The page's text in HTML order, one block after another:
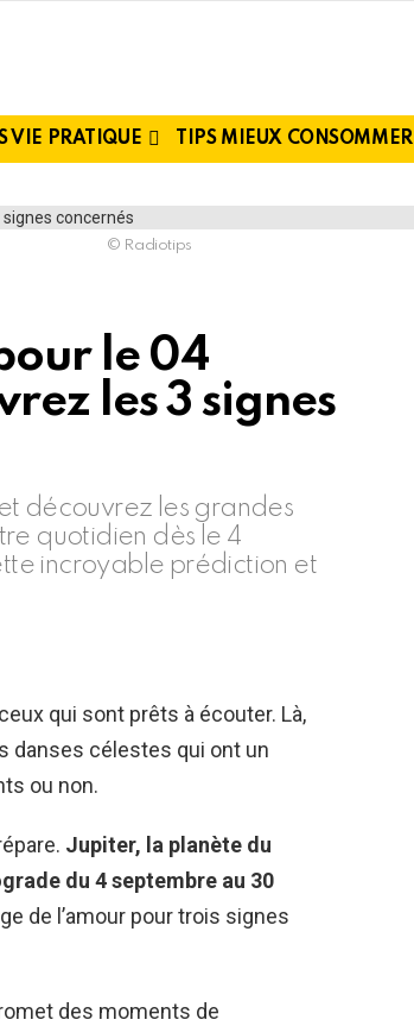
VIE PRATIQUE TIPS MIEUX CONSOMMER
© Radiotips
le 04
les 3 signes
découvrez les grandes
quotidien dès le 4
incroyable prédiction et
qui sont prêts à écouter. Là,
danses célestes qui ont un
ou non.
Jupiter, la planète du
du 4 septembre au 30
de l’amour pour trois signes
des moments de